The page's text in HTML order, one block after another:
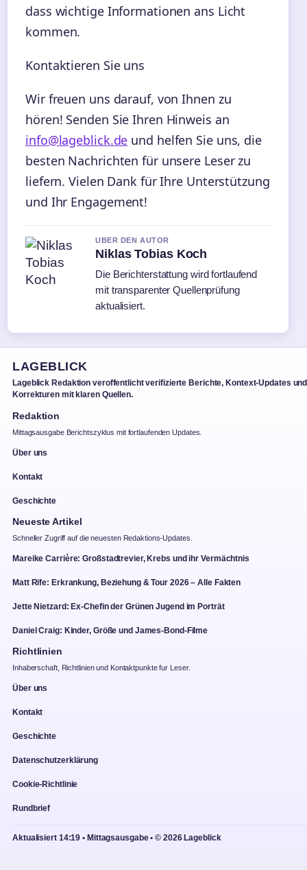
dass wichtige Informationen ans Licht
kommen.
Kontaktieren Sie uns
Wir freuen uns darauf, von Ihnen zu
hören! Senden Sie Ihren Hinweis an
info@lageblick.de und helfen Sie uns, die
besten Nachrichten für unsere Leser zu
liefern. Vielen Dank für Ihre Unterstützung
und Ihr Engagement!
UBER DEN AUTOR
Niklas Tobias Koch
Die Berichterstattung wird fortlaufend
mit transparenter Quellenprüfung
aktualisiert.
LAGEBLICK
Lageblick Redaktion veroffentlicht verifizierte Berichte, Kontext-Updates und
Korrekturen mit klaren Quellen.
Redaktion
Mittagsausgabe Berichtszyklus mit fortlaufenden Updates.
Über uns
Kontakt
Geschichte
Neueste Artikel
Schneller Zugriff auf die neuesten Redaktions-Updates.
Mareike Carrière: Großstadtrevier, Krebs und ihr Vermächtnis
Matt Rife: Erkrankung, Beziehung & Tour 2026 – Alle Fakten
Jette Nietzard: Ex-Chefin der Grünen Jugend im Porträt
Daniel Craig: Kinder, Größe und James-Bond-Filme
Richtlinien
Inhaberschaft, Richtlinien und Kontaktpunkte fur Leser.
Über uns
Kontakt
Geschichte
Datenschutzerklärung
Cookie-Richtlinie
Rundbrief
Aktualisiert 14:19 • Mittagsausgabe • © 2026 Lageblick